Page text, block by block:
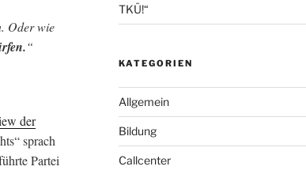
Oder wie
“
der
sprach
Partei
TKÜ!“
KATEGORIEN
Allgemein
Bildung
Callcenter